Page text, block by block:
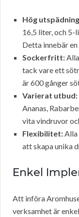
Hög
16,5 liter, och 5-
Detta innebär
Sockerfritt:
tack vare ett
är 600 gånger
Varierat utbud:
Ananas,
vita vindruvor
Flexibilitet:Alla
att skapa unika
Enkel
Att införa
verksamhet är